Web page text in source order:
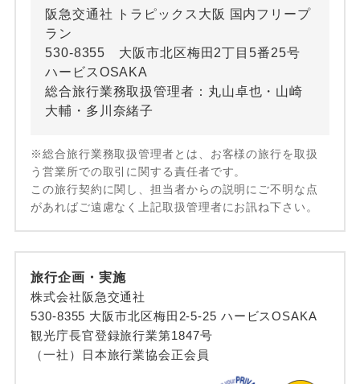
阪急交通社 トラピックス大阪 国内フリープ
ラン
530-8355 大阪市北区梅田2丁目5番25号
ハービスOSAKA
総合旅行業務取扱管理者：丸山卓也・山崎
大輔・多川奈緒子
※総合旅行業務取扱管理者とは、お客様の旅行を取扱
う営業所での取引に関する責任者です。
この旅行契約に関し、担当者からの説明にご不明な点
があればご遠慮なく上記取扱管理者にお訊ね下さい。
旅行企画・実施
株式会社阪急交通社
530-8355 大阪市北区梅田2-5-25 ハービスOSAKA
観光庁長官登録旅行業第1847号
（一社）日本旅行業協会正会員